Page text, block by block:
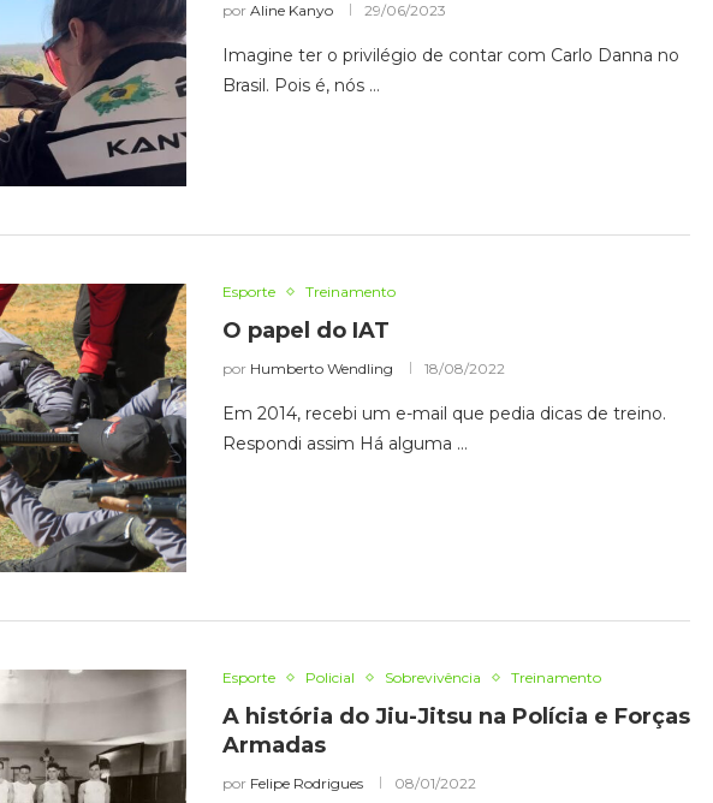
por Aline Kanyo 29/06/2023
Imagine ter o privilégio de contar com Carlo Danna no
Brasil. Pois é, nós …
Esporte Treinamento
O papel do IAT
por Humberto Wendling 18/08/2022
Em 2014, recebi um e-mail que pedia dicas de treino.
Respondi assim Há alguma …
Esporte Policial Sobrevivência Treinamento
A história do Jiu-Jitsu na Polícia e Forças
Armadas
por Felipe Rodrigues 08/01/2022